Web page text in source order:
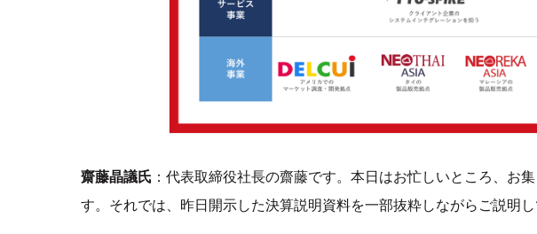
齋藤晶議氏 ：代表取締役社長の齋藤です。本日はお忙しいところ、お
す。それでは、昨日開示した決算説明資料を一部抜粋しながらご説明し